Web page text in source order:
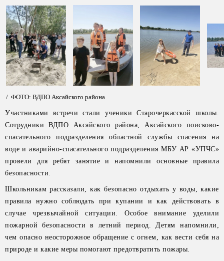
/ ФОТО: ВДПО Аксайского района
Участниками встречи стали ученики Старочеркасской школы.
Сотрудники ВДПО Аксайского района, Аксайского поисково-
спасательного подразделения областной службы спасения на
воде и аварийно-спасательного подразделения МБУ АР «УПЧС»
провели для ребят занятие и напомнили основные правила
безопасности.
Школьникам рассказали, как безопасно отдыхать у воды, какие
правила нужно соблюдать при купании и как действовать в
случае чрезвычайной ситуации. Особое внимание уделили
пожарной безопасности в летний период. Детям напомнили,
чем опасно неосторожное обращение с огнем, как вести себя на
природе и какие меры помогают предотвратить пожары.